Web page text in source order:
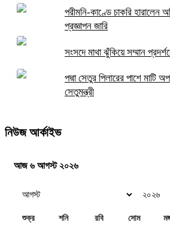
পরীমনি-কাণ্ডে চাকরি হারালেন
প্রজ্ঞাপন জারি
সংসদে মাথা ঝুঁকিয়ে সম্মান
পদ্মা সেতুর পিলারের পাশে মাটি
সেতুমন্ত্রী
নিউজ আর্কাইভ
আজ ৬ আগস্ট ২০২৬
শুক্র শনি রবি সোম